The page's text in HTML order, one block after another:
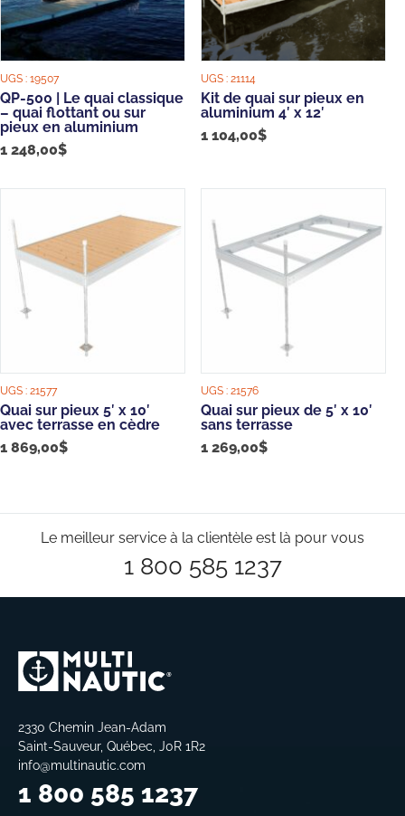
UGS : 19507
QP-500 | Le quai classique
– quai flottant ou sur
pieux en aluminium
1 248,00$
UGS :21114
Kit de quai sur pieux en
aluminium 4′ x 12′
1 104,00$
UGS : 21577
Quai sur pieux 5′ x 10′
avec terrasse en cèdre
1 869,00$
UGS :21576
Quai sur pieux de 5′ x 10′
sans terrasse
1 269,00$
Le meilleur service à la clientèle est là pour vous
1 800 585 1237
2330 Chemin Jean-Adam
Saint-Sauveur, Québec, J0R 1R2
info@multinautic.com
1 800 585 1237